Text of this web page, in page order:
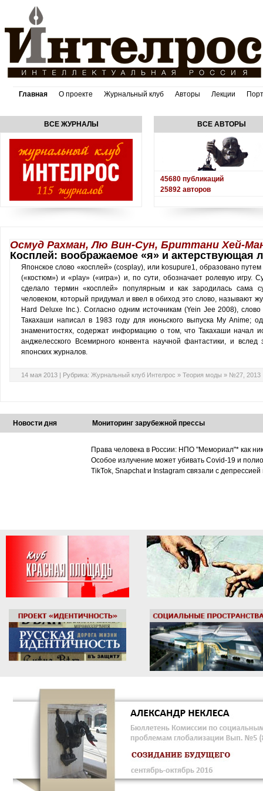
Главная О проекте Журнальный клуб Авторы Лекции
ВСЕ ЖУРНАЛЫ ВСЕ АВТОРЫ
45680 публикаций
25892 авторов
Осмуд Рахман, Лю Вин-Сун, Бриттани Хей-
Косплей: воображаемое «я» и актерствующая
Японское слово «косплей» (cosplay), или kosupure1, образовано
(«костюм») и «play» («игра») и, по сути, обозначает ролевую игру.
сделало термин «косплей» популярным и как зародилась сама
человеком, который придумал и ввел в обиход это слово, называют
Hard Deluxe Inc.). Согласно одним источникам (Yein Jee 2008),
Такахаши написал в 1983 году для июньского выпуска My Anime;
знаменитостях, содержат информацию о том, что Такахаши начал
анджелесского Всемирного конвента научной фантастики, и
японских журналов.
14 мая 2013 | Рубрика: Журнальный клуб Интелрос » Теория моды » №27, 2013
Новости дня Мониторинг зарубежной прессы
Права человека в России: НПО "Мемориал"* как
Особое излучение может убивать Covid-19 и
TikTok, Snapchat и Instagram связали с